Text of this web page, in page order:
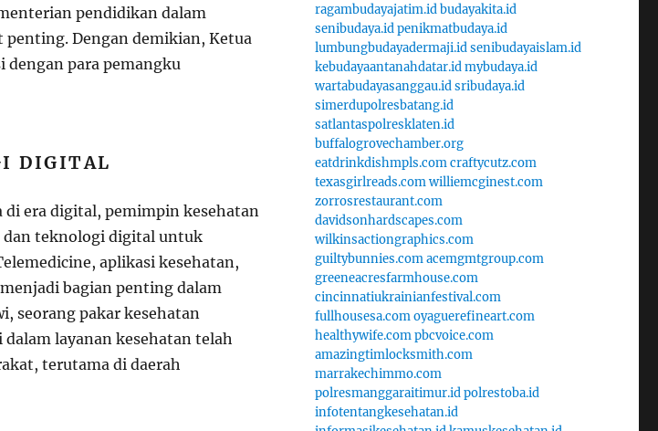
pendidikan dalam
penting. Dengan demikian, Ketua
dengan para pemangku
DIGITAL
era digital, pemimpin kesehatan
dan teknologi digital untuk
aplikasi kesehatan,
bagian penting dalam
seorang pakar kesehatan
layanan kesehatan telah
terutama di daerah
ragambudayajatim.idbudayakita.id
senibudaya.idpenikmatbudaya.id
lumbungbudayadermaji.idsenibudayaislam.id
kebudayaantanahdatar.idmybudaya.id
wartabudayasanggau.idsribudaya.id
simerdupolresbatang.id
satlantaspolresklaten.id
buffalogrovechamber.org
eatdrinkdishmpls.comcraftycutz.com
texasgirlreads.comwilliemcginest.com
zorrosrestaurant.com
davidsonhardscapes.com
wilkinsactiongraphics.com
guiltybunnies.comacemgmtgroup.com
greeneacresfarmhouse.com
cincinnatiukrainianfestival.com
fullhousesa.comoyaguerefineart.com
healthywife.compbcvoice.com
amazingtimlocksmith.com
marrakechimmo.com
polresmanggaraitimur.idpolrestoba.id
infotentangkesehatan.id